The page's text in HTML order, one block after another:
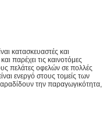
κατασκευαστές και
παρέχει τις καινοτόμες
πελάτες οφελών σε πολλές
ενεργό στους τομείς των
την παραγωγικότητα,